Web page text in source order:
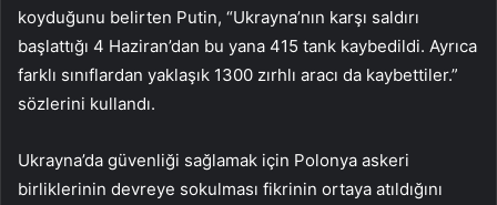
koyduğunu belirten Putin, “Ukrayna’nın karşı saldırı
başlattığı 4 Haziran’dan bu yana 415 tank kaybedildi. Ayrıca
farklı sınıflardan yaklaşık 1300 zırhlı aracı da kaybettiler.”
sözlerini kullandı.
Ukrayna’da güvenliği sağlamak için Polonya askeri
birliklerinin devreye sokulması fikrinin ortaya atıldığını